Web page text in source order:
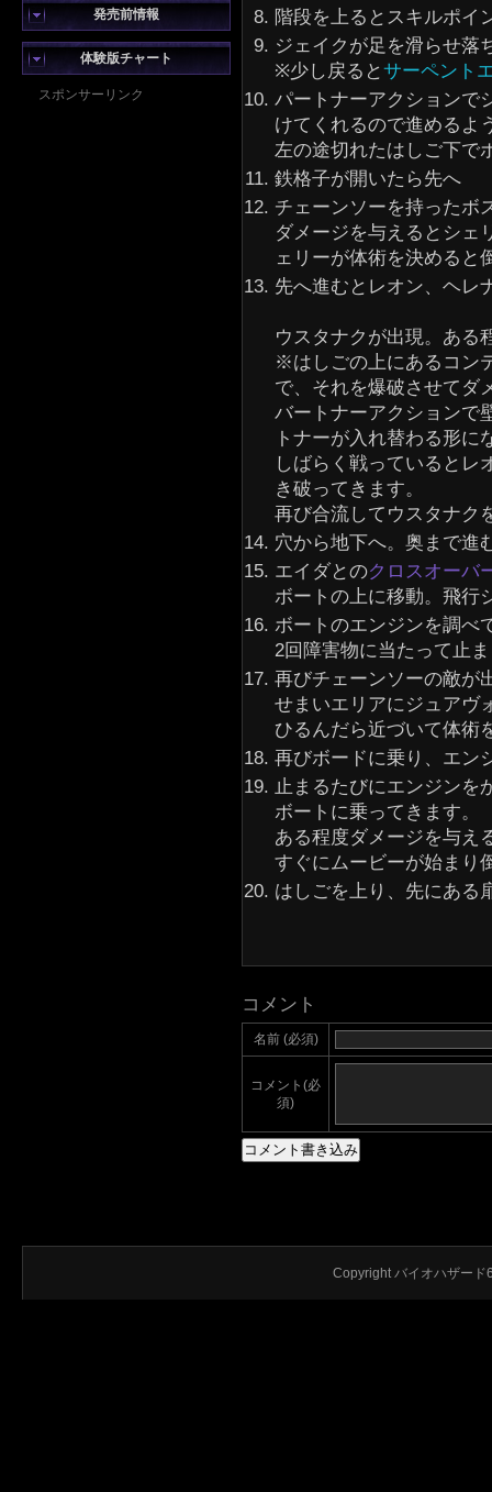
発売前情報
体験版チャート
スポンサーリンク
階段を上るとスキルポイ
ジェイクが足を滑らせ落
※少し戻るとサーペント
パートナーアクションで
けてくれるので進めるよ
左の途切れたはしご下で
鉄格子が開いたら先へ
チェーンソーを持ったボ
ダメージを与えるとシェ
ェリーが体術を決めると
先へ進むとレオン、ヘレ
ウスタナクが出現。ある
※はしごの上にあるコン
で、それを爆破させてダ
バートナーアクションで
トナーが入れ替わる形に
しばらく戦っているとレ
き破ってきます。
再び合流してウスタナク
穴から地下へ。奥まで進
エイダとのクロスオーバ
ボートの上に移動。飛行
ボートのエンジンを調べ
2回障害物に当たって止
再びチェーンソーの敵が
せまいエリアにジュアヴ
ひるんだら近づいて体術
再びボードに乗り、エン
止まるたびにエンジンを
ボートに乗ってきます。
ある程度ダメージを与え
すぐにムービーが始まり
はしごを上り、先にある
コメント
名前 (必須)
コメント(必
須)
Copyright バイオハザー